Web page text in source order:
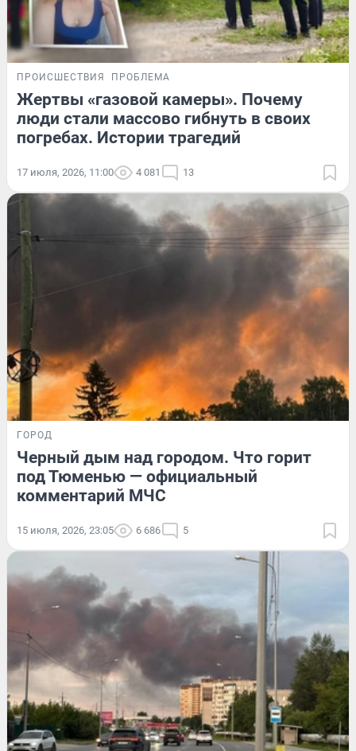
ПРОИСШЕСТВИЯ ПРОБЛЕМА
Жертвы «газовой камеры». Почему
люди стали массово гибнуть в своих
погребах. Истории трагедий
17 июля, 2026, 11:00 4 081 13
ГОРОД
Черный дым над городом. Что горит
под Тюменью — официальный
комментарий МЧС
15 июля, 2026, 23:05 6 686 5